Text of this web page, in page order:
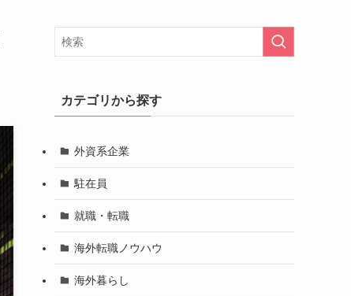
カテゴリから探す
外資系企業
駐在員
就職・転職
海外転職ノウハウ
海外暮らし